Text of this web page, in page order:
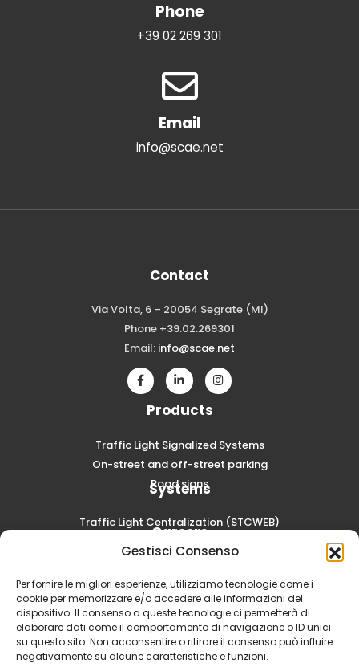
Gestisci Consenso
Per fornire le migliori esperienze, utilizziamo tecnologie come i
cookie per memorizzare e/o accedere alle informazioni del
dispositivo. Il consenso a queste tecnologie ci permetterà di
elaborare dati come il comportamento di navigazione o ID unici
su questo sito. Non acconsentire o ritirare il consenso può influire
negativamente su alcune caratteristiche e funzioni.
Phone
+39 02 269 301
Email
info@scae.net
Contact
Via Volta, 6 – 20054 Segrate (MI)
Phone +39.02.269301
Email: info@scae.net
Products
Traffic Light Signalized Systems
On-street and off-street parking
Road signs
Systems
Traffic Light Centralization (STCWEB)
Careers